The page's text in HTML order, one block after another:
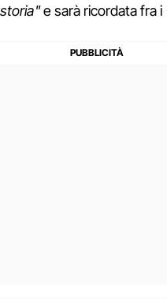
e sarà ricordata fra i